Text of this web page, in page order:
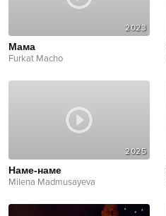
2023
Мама
Furkat Macho
2025
Наме-наме
Milena Madmusayeva